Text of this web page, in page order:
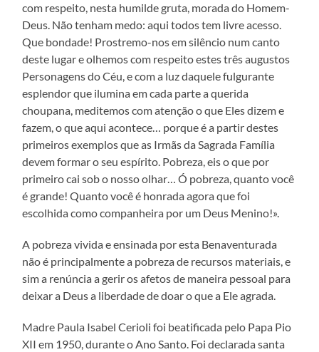
com respeito, nesta humilde gruta, morada do Homem-
Deus. Não tenham medo: aqui todos tem livre acesso.
Que bondade! Prostremo-nos em silêncio num canto
deste lugar e olhemos com respeito estes três augustos
Personagens do Céu, e com a luz daquele fulgurante
esplendor que ilumina em cada parte a querida
choupana, meditemos com atenção o que Eles dizem e
fazem, o que aqui acontece… porque é a partir destes
primeiros exemplos que as Irmãs da Sagrada Família
devem formar o seu espírito. Pobreza, eis o que por
primeiro cai sob o nosso olhar… Ó pobreza, quanto você
é grande! Quanto você é honrada agora que foi
escolhida como companheira por um Deus Menino!».
A pobreza vivida e ensinada por esta Benaventurada
não é principalmente a pobreza de recursos materiais, e
sim a renúncia a gerir os afetos de maneira pessoal para
deixar a Deus a liberdade de doar o que a Ele agrada.
Madre Paula Isabel Cerioli foi beatificada pelo Papa Pio
XII em 1950, durante o Ano Santo. Foi declarada santa